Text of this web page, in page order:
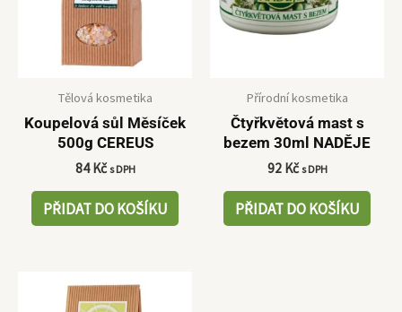
Tělová kosmetika
Koupelová sůl Měsíček
500g CEREUS
84Kč s DPH
PŘIDAT DO KOŠÍKU
Přírodní kosmetika
Čtyřkvětová mast s
bezem 30ml NADĚJE
92 Kč s DPH
PŘIDAT DO KOŠÍKU